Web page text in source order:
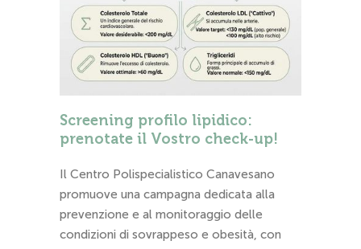
Screening profilo lipidico:
prenotate il Vostro check-up!
Il Centro Polispecialistico Canavesano
promuove una campagna dedicata alla
prevenzione e al monitoraggio delle
condizioni di sovrappeso e obesità, con